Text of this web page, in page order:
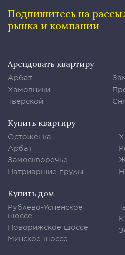
Подпишитесь на
рынка и компании
Арендовать квартиру
Арбат
Хамовники
Тверской
Купить квартиру
Остоженка
Арбат
Замоскворечье
Патриаршие пруды
Купить дом
Рублево-Успенское
шоссе
Новорижское шоссе
Минское шоссе